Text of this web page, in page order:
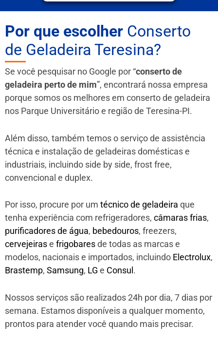
Por que escolher Conserto
de Geladeira Teresina?
Se você pesquisar no Google por “conserto de
geladeira perto de mim”, encontrará nossa empresa
porque somos os melhores em conserto de geladeira
nos Parque Universitário e região de Teresina-PI.
Além disso, também temos o serviço de assistência
técnica e instalação de geladeiras domésticas e
industriais, incluindo side by side, frost free,
convencional e duplex.
Por isso, procure por um técnico de geladeira que
tenha experiência com refrigeradores, câmaras frias,
purificadores de água, bebedouros, freezers,
cervejeirase frigobaresde todas as marcas e
modelos, nacionais e importados, incluindo Electrolux,
Brastemp, Samsung, LG e Consul .
Nossos serviços são realizados 24h por dia, 7 dias por
semana. Estamos disponíveis a qualquer momento,
prontos para atender você quando mais precisar.